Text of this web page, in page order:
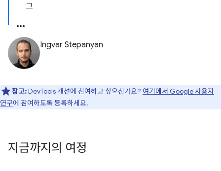
그
Ingvar Stepanyan
참고:DevTools 개선에 참여하고 싶으신가요? 여기에서 Google 사용자
연구에 참여하도록 등록하세요.
지금까지의 여정